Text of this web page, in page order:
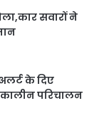
सवारों ने
के दिए
परिचालन